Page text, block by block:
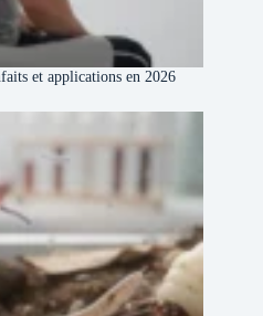
et applications en 2026